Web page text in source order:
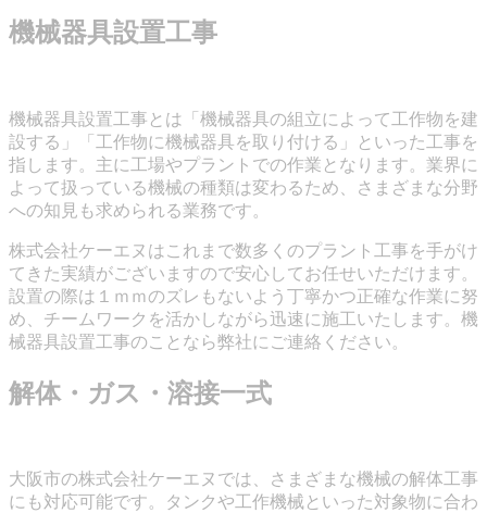
機械器具設置工事
機械器具設置工事とは「機械器具の組立によって工作物を建
設する」「工作物に機械器具を取り付ける」といった工事を
指します。主に工場やプラントでの作業となります。業界に
よって扱っている機械の種類は変わるため、さまざまな分野
への知見も求められる業務です。
株式会社ケーエヌはこれまで数多くのプラント工事を手がけ
てきた実績がございますので安心してお任せいただけます。
設置の際は１ｍｍのズレもないよう丁寧かつ正確な作業に努
め、チームワークを活かしながら迅速に施工いたします。機
械器具設置工事のことなら弊社にご連絡ください。
解体・ガス・溶接一式
大阪市の株式会社ケーエヌでは、さまざまな機械の解体工事
にも対応可能です。タンクや工作機械といった対象物に合わ